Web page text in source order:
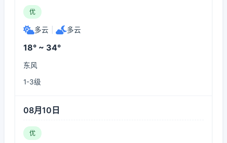
优
多云 多云
18° ~ 34°
东风
1-3级
08月10日
优